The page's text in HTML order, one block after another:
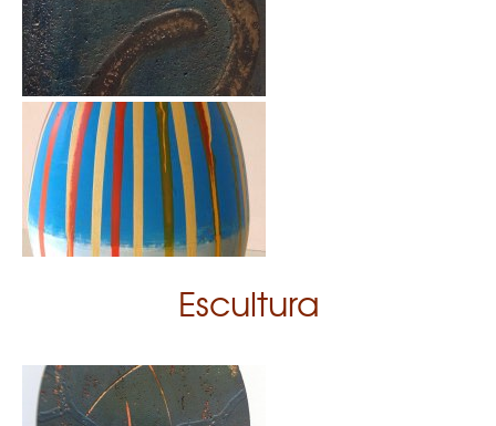
Escultura